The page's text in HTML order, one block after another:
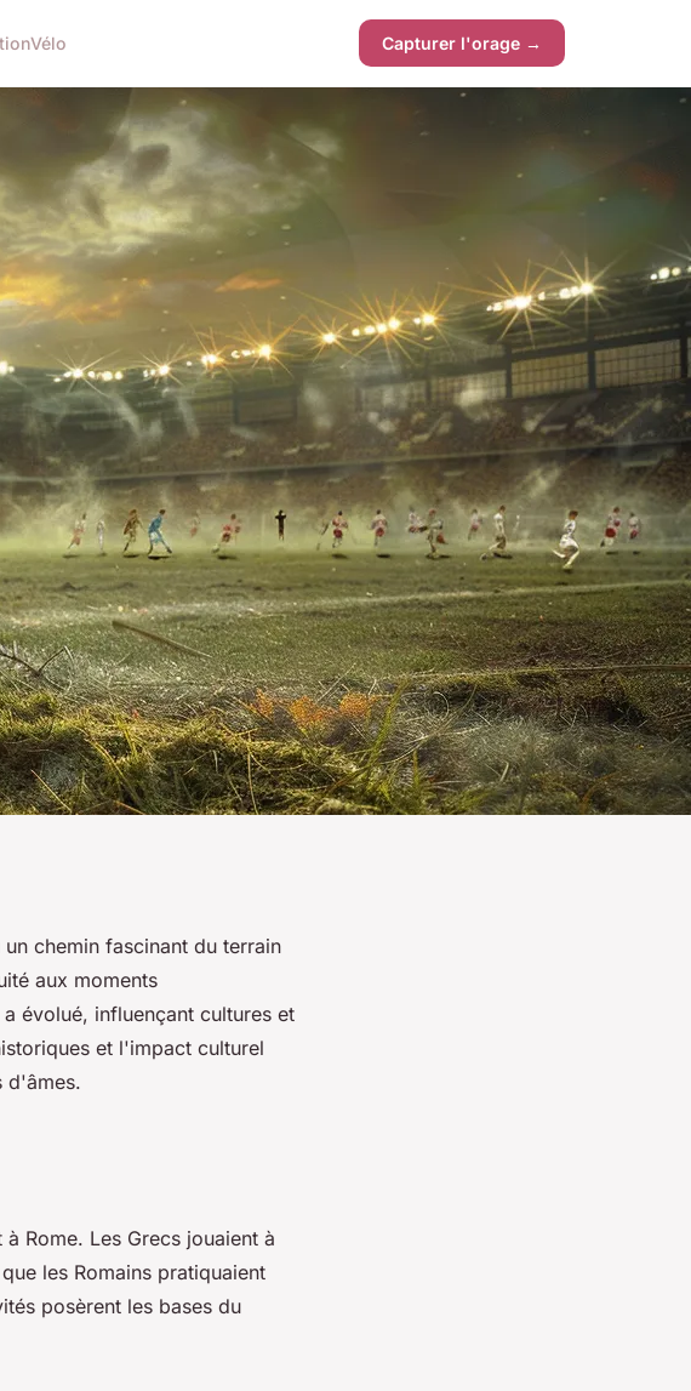
Vélo Capturer l'orage →
chemin fascinant du terrain
aux moments
évolué, influençant cultures et
et l'impact culturel
d'âmes.
Rome. Les Grecs jouaient à
les Romains pratiquaient
posèrent les bases du